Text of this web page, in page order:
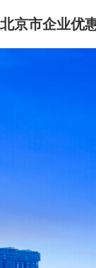
北京市企业优